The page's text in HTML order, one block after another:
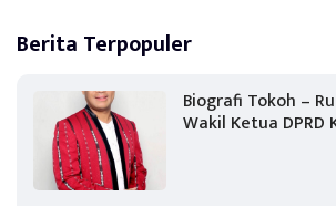
Berita Terpopuler
Biografi Tokoh –
Wakil Ketua DPRD